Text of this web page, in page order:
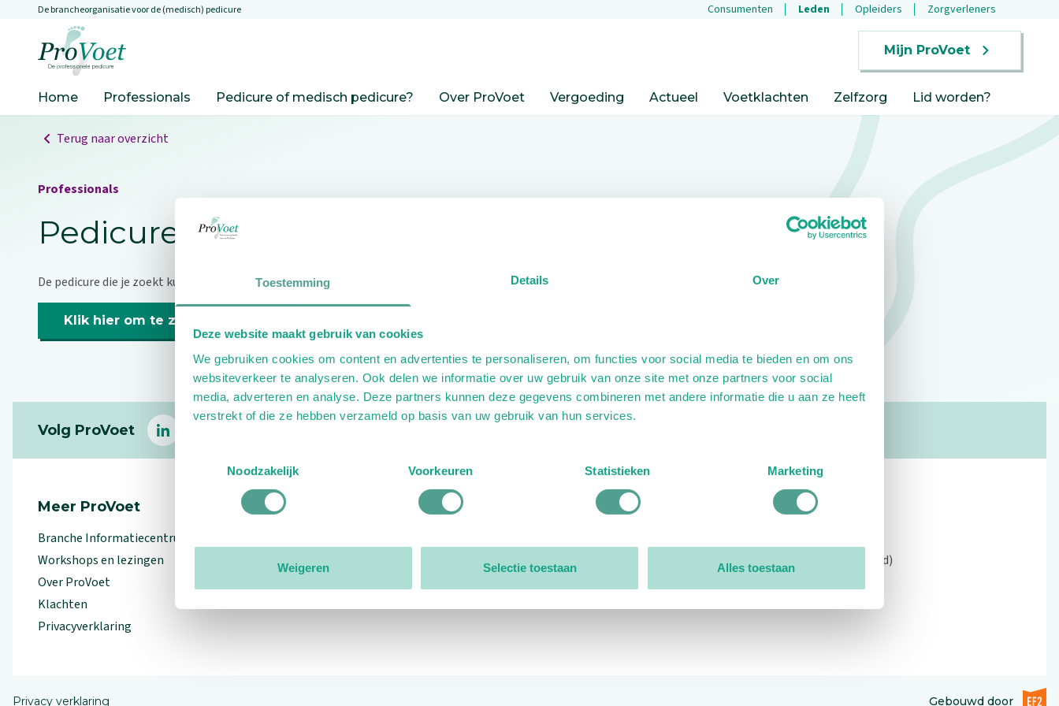
Toestemming Details Over
Deze website maakt gebruik van cookies
We gebruiken cookies om content en advertenties te personaliseren, om functies voor social media te bieden en om ons
websiteverkeer te analyseren. Ook delen we informatie over uw gebruik van onze site met onze partners voor social
media, adverteren en analyse. Deze partners kunnen deze gegevens combineren met andere informatie die u aan ze heeft
verstrekt of die ze hebben verzameld op basis van uw gebruik van hun services.
Noodzakelijk
Voorkeuren Statistieken Marketing
Weigeren Selectie toestaan Alles toestaan
Overslaan en naar de inhoud gaan
De brancheorganisatie voor de (medisch) pedicure Consumenten Leden Opleiders Zorgverleners
Mijn ProVoet
Home Professionals Pedicure of medisch pedicure? Over ProVoet Vergoeding Actueel Voetklachten Zelfzorg Lid worden?
Terug naar overzicht
Professionals
Pedicure niet gevonden
De pedicure die je zoekt kunnen we niet vinden.
Klik hier om te zoeken naar een andere pedicure.
Volg ProVoet
linkedin
Meer ProVoet
Branche Informatiecentrum
Workshops en lezingen
Over ProVoet
Klachten
Privacyverklaring
Organisatie
Open: 09:00 - 12:30 (alleen ochtend)
Privacy verklaring Gebouwd doorEF2